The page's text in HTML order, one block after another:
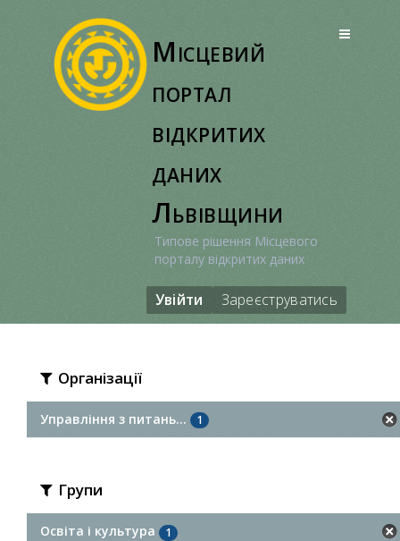
Місцевий
портал
відкритих
даних
Львівщини
Типове рішення Місцевого
порталу відкритих даних
Увійти Зареєструватись
Організації
Управління з питань... 1
Групи
Освіта і культура 1